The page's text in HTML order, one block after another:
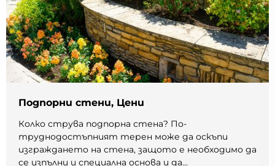
Подпорни стени, Цени
Колко струва подпорна стена? По-
труднодостъпният терен може да оскъпи
изграждането на стена, защото е необходимо да
се изпълни и специална основа и да...